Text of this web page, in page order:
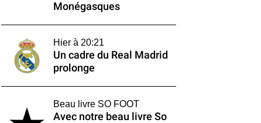
Monégasques
Hier à 20:21
Un cadre du Real Madrid
prolonge
Beau livre SO FOOT
Avec notre beau livre So